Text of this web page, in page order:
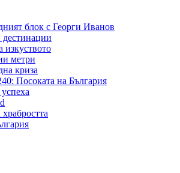
блок с Георги Иванов
изкуството
метри
криза
Посоката на България